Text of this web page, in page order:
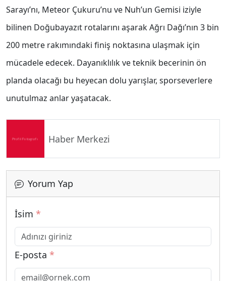
Sarayı’nı, Meteor Çukuru’nu ve Nuh’un Gemisi iziyle
bilinen Doğubayazıt rotalarını aşarak Ağrı Dağı’nın 3 bin
200 metre rakımındaki finiş noktasına ulaşmak için
mücadele edecek. Dayanıklılık ve teknik becerinin ön
planda olacağı bu heyecan dolu yarışlar, sporseverlere
unutulmaz anlar yaşatacak.
Haber Merkezi
Yorum Yap
İsim *
E-posta *